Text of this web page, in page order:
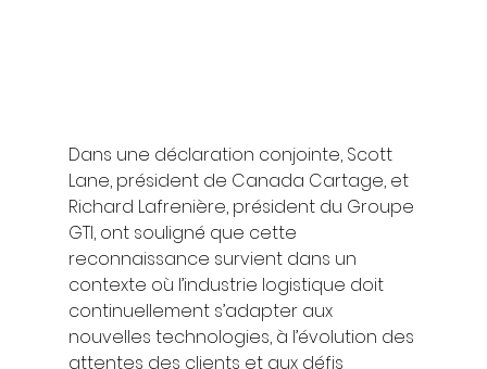
Dans une déclaration conjointe, Scott
Lane, président de Canada Cartage, et
Richard Lafrenière, président du Groupe
GTI, ont souligné que cette
reconnaissance survient dans un
contexte où l’industrie logistique doit
continuellement s’adapter aux
nouvelles technologies, à l’évolution des
attentes des clients et aux défis